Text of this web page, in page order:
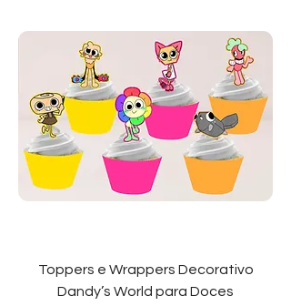
Toppers e Wrappers Decorativo
Dandy’s World para Doces